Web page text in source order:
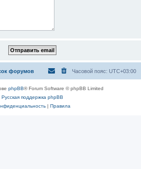
форумов Часовой пояс: UTC+03:00
phpBB® Forum Software © phpBB Limited
Русская поддержка phpBB
| Правила